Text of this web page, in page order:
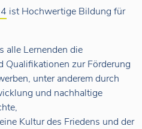
ist Hochwertige Bildung für
alle Lernenden die
Qualifikationen zur Förderung
unter anderem durch
und nachhaltige
Kultur des Friedens und der